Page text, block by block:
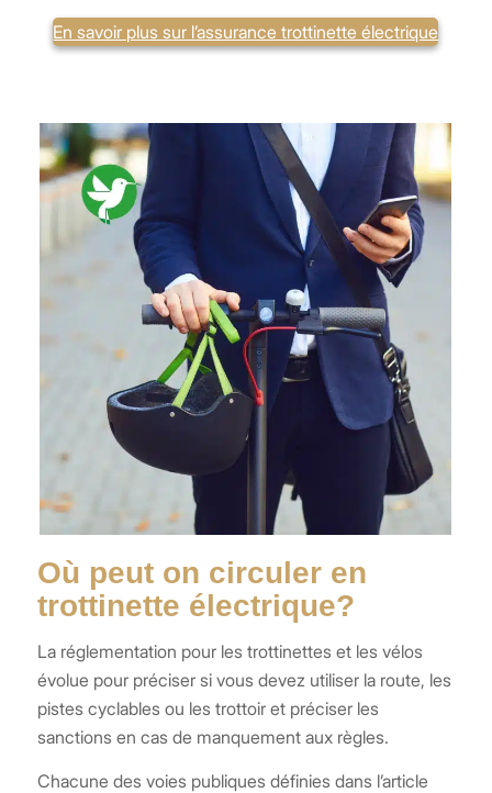
En savoir plus sur l’assurance trottinette électrique
Où peut on circuler en
trottinette électrique?
La réglementation pour les trottinettes et les vélos
évolue pour préciser si vous devez utiliser la route, les
pistes cyclables ou les trottoir et préciser les
sanctions en cas de manquement aux règles.
Chacune des voies publiques définies dans l’article